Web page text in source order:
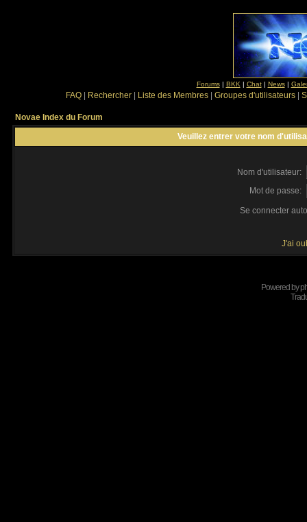
Forums| BKK | Chat| News|
FAQ Rechercher Liste des Membres Groupes d'utilisateurs
Novae Index du Forum
Veuillez entrer votre nom
Nom d'utilisateur:
Mot de passe:
Se connecter
J'ai
Powered by